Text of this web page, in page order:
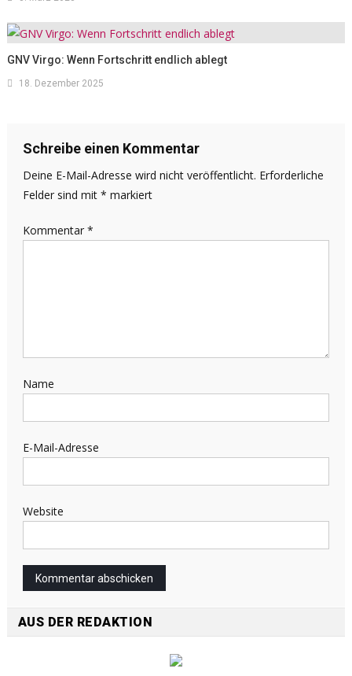
GNV Virgo: Wenn Fortschritt endlich ablegt
18. Dezember 2025
Schreibe einen Kommentar
Deine E-Mail-Adresse wird nicht veröffentlicht. Erforderliche
Felder sind mit * markiert
Kommentar *
Name
E-Mail-Adresse
Website
AUS DER REDAKTION